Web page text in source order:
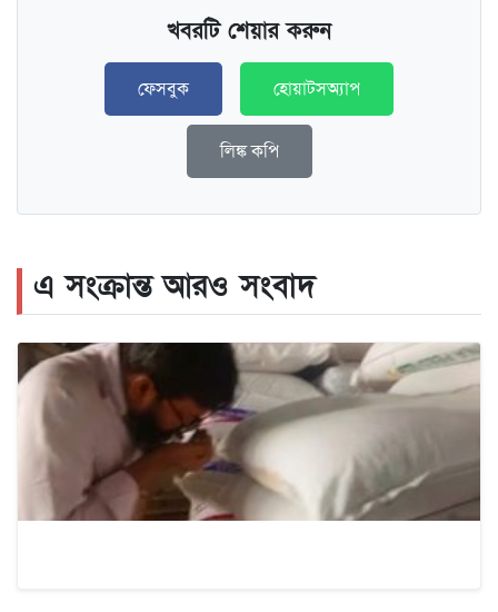
খবরটি শেয়ার করুন
ফেসবুক হোয়াটসঅ্যাপ
লিঙ্ক কপি
এ সংক্রান্ত আরও সংবাদ